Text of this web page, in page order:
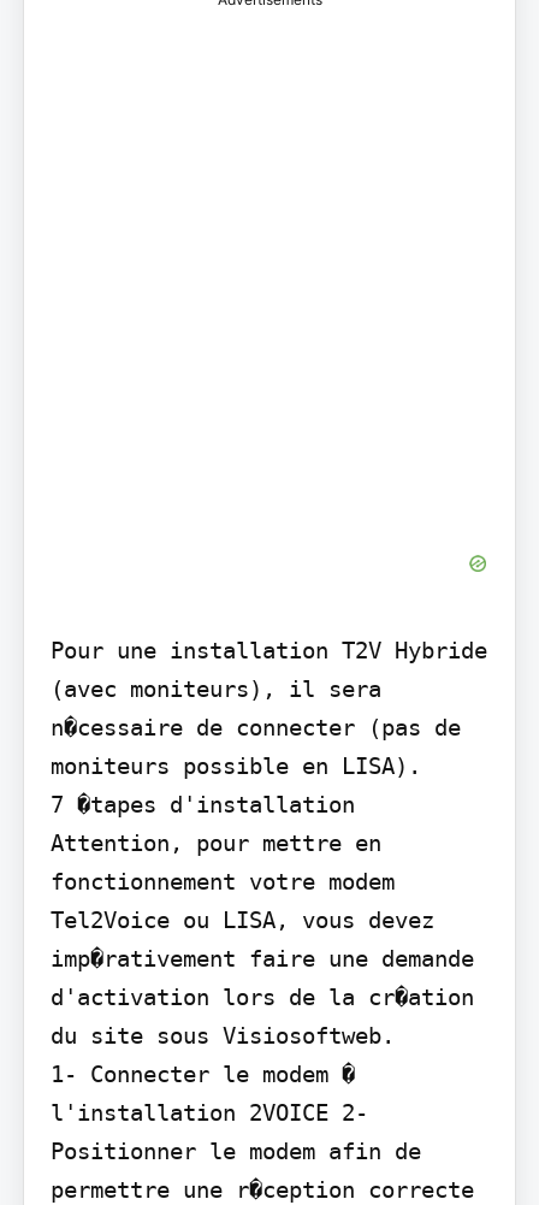
Pour une installation T2V Hybride
(avec moniteurs), il sera
n�cessaire de connecter (pas de
moniteurs possible en LISA).
7 �tapes d'installation
Attention, pour mettre en
fonctionnement votre modem
Tel2Voice ou LISA, vous devez
imp�rativement faire une demande
d'activation lors de la cr�ation
du site sous Visiosoftweb.
1- Connecter le modem �
l'installation 2VOICE 2-
Positionner le modem afin de
permettre une r�ception correcte